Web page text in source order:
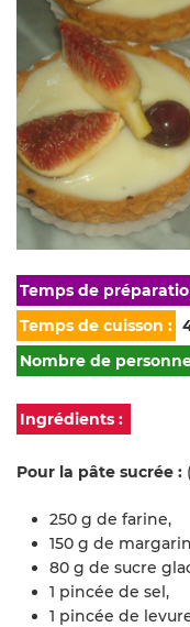
Temps de
Temps de cuisson :
Nombre de
Ingrédients :
Pour la pâte sucrée :
250 g de farine,
150 g de
80 g de sucre
1 pincée de sel,
1 pincée de